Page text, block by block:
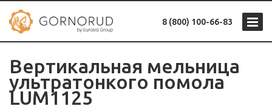
8 (800) 100-66-83
Вертикальная мельница
ультратонкого помола
LUM1125